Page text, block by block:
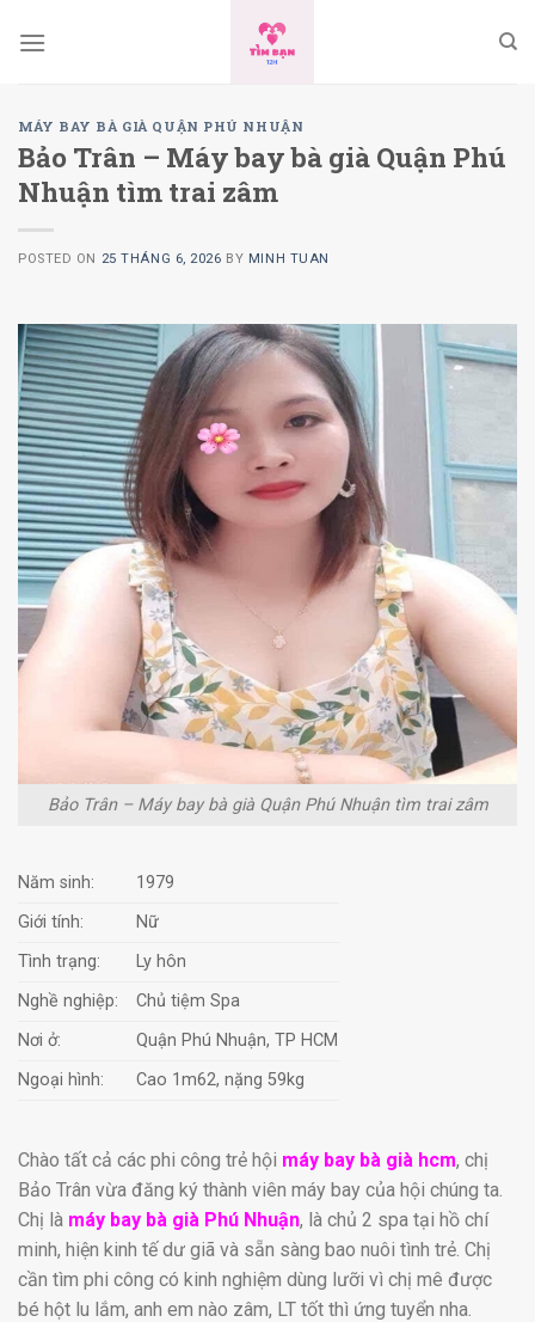
MÁY BAY BÀ GIÀ QUẬN PHÚ NHUẬN
Bảo Trân – Máy bay bà già Quận Phú
Nhuận tìm trai zâm
POSTED ON 25 THÁNG 6, 2026 BY MINH TUAN
Bảo Trân – Máy bay bà già Quận Phú Nhuận tìm trai zâm
Năm sinh:
1979
Giới tính:
Nữ
Tình trạng:
Ly hôn
Nghề nghiệp:
Chủ tiệm Spa
Nơi ở:
Quận Phú Nhuận, TP HCM
Ngoại hình:
Cao 1m62, nặng 59kg
Chào tất cả các phi công trẻ hội máy bay bà già hcm, chị
Bảo Trân vừa đăng ký thành viên máy bay của hội chúng ta.
Chị là máy bay bà già Phú Nhuận, là chủ 2 spa tại hồ chí
minh, hiện kinh tế dư giã và sẵn sàng bao nuôi tình trẻ. Chị
cần tìm phi công có kinh nghiệm dùng lưỡi vì chị mê được
bé hột lu lắm, anh em nào zâm, LT tốt thì ứng tuyển nha.